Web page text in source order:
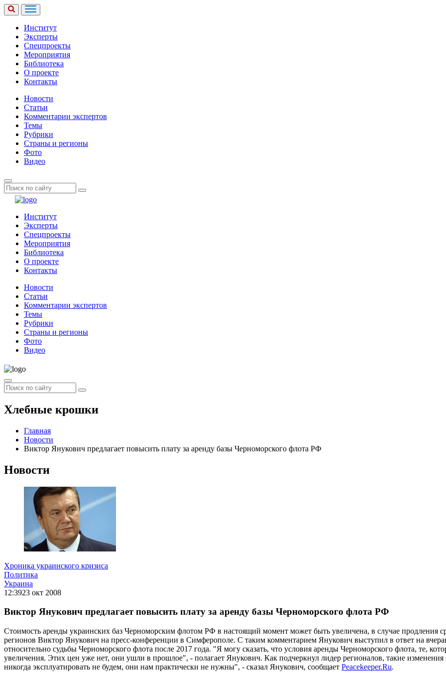
Институт
Эксперты
Спецпроекты
Мероприятия
Библиотека
О проекте
Контакты
Новости
Статьи
Комментарии экспертов
Темы
Рубрики
Страны и регионы
Фото
Видео
Институт
Эксперты
Спецпроекты
Мероприятия
Библиотека
О проекте
Контакты
Новости
Статьи
Комментарии экспертов
Темы
Рубрики
Страны и регионы
Фото
Видео
Хлебные крошки
Главная
Новости
Виктор Янукович предлагает повысить плату за аренду базы Черноморского флота РФ
Новости
Хроника украинского кризиса
Политика
Украина
12:3923 окт 2008
Виктор Янукович предлагает повысить плату за аренду базы Черноморского флота РФ
Стоимость аренды украинских баз Черноморским флотом РФ в настоящий момент может быть увеличена, в случае продления
регионов Виктор Янукович на пресс-конференции в Симферополе. С таким комментарием Янукович выступил в ответ на
относительно судьбы Черноморского флота после 2017 года. "Я могу сказать, что условия аренды Черноморского флота, те,
увеличения. Этих цен уже нет, они ушли в прошлое", - полагает Янукович. Как подчеркнул лидер регионалов, такие
никогда эксплуатировать не будем, они нам практически не нужны", - сказал Янукович, сообщает Peacekeeper.Ru.